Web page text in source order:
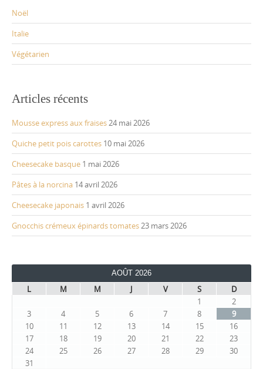
Noël
Italie
Végétarien
Articles récents
Mousse express aux fraises24 mai 2026
Quiche petit pois carottes 10 mai 2026
Cheesecake basque 1 mai 2026
Pâtes à la norcina 14 avril 2026
Cheesecake japonais 1 avril 2026
Gnocchis crémeux épinards tomates23 mars 2026
AOÛT 2026
L M M J V S
D
1
2
3
4 5 6 7 8
9
10
11 12 13 14 15
16
17
18 19 20 21 22
23
24
25 26 27 28 29
30
31